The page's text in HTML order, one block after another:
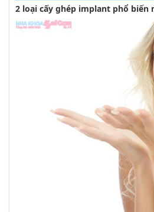
2 loại cấy ghép implant phổ biến